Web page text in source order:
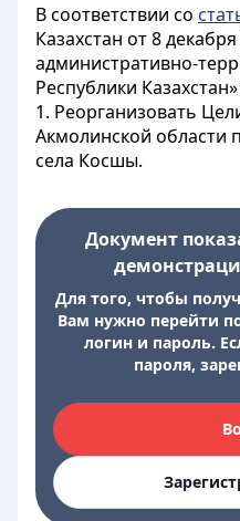
В соответствии со
Казахстан от 8
административно-
Республики Казахстан»
1. Реорганизовать
Акмолинской области
села Косшы.
Документ
Для того, чтобы
Вам нужно перейти
логин и пароль.
пароля,